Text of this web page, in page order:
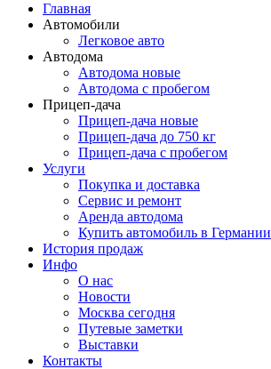
Главная
Автомобили
Легковое авто
Автодома
Автодома новые
Автодома с пробегом
Прицеп-дача
Прицеп-дача новые
Прицеп-дача до 750 кг
Прицеп-дача с пробегом
Услуги
Покупка и доставка
Сервис и ремонт
Аренда автодома
Купить автомобиль в Германии
История продаж
Инфо
О нас
Новости
Москва сегодня
Путевые заметки
Выставки
Контакты